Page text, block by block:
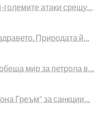
големите атаки срещу…
Природата й…
мир за петрола в…
Греъм“ за санкции…